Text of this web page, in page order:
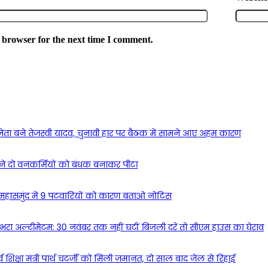
for the next time I comment.
बने तेजस्वी यादव, चुनावी हार पर बैठक में सामने आए अहम कारण
दो वनकर्मियों को बंधक बनाकर पीटा
महासमुंद में 9 पटवारियों को कारण बताओ नोटिस
अल्टीमेटम: 30 नवंबर तक नहीं घटीं बिजली दरें तो सीएम हाउस का घेराव
शिक्षा मंत्री पार्थ चटर्जी को मिली ज़मानत, दो साल बाद जेल से रिहाई